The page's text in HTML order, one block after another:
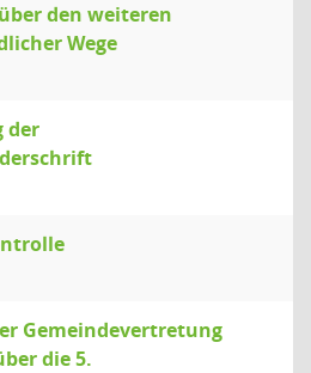
den weiteren
Wege
der
Gemeindevertretung
die 5.